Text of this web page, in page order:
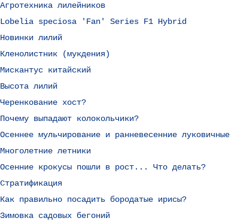
Агротехника лилейников
Lobelia speciosa 'Fan' Series F1 Hybrid
Новинки лилий
Кленолистник (мукдения)
Мискантус китайский
Высота лилий
Черенкование хост?
Почему выпадают колокольчики?
Осеннее мульчирование и ранневесенние луковичные
Многолетние летники
Осенние крокусы пошли в рост... Что делать?
Стратификация
Как правильно посадить бородатые ирисы?
Зимовка садовых бегоний